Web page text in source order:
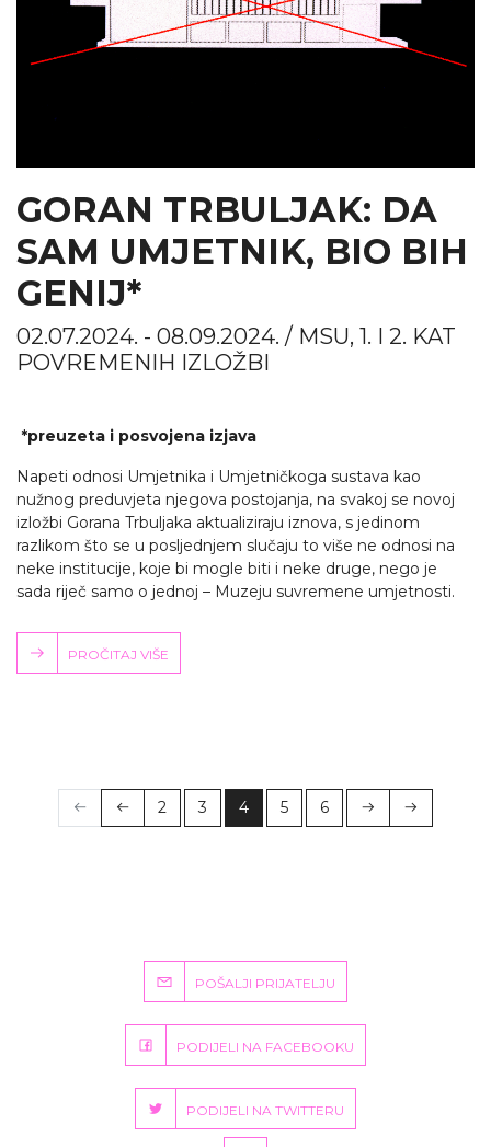
GORAN TRBULJAK: DA
SAM UMJETNIK, BIO BIH
GENIJ*
02.07.2024. - 08.09.2024. / MSU, 1. I 2. KAT
POVREMENIH IZLOŽBI
*preuzeta i posvojena izjava
Napeti odnosi Umjetnika i Umjetničkoga sustava kao
nužnog preduvjeta njegova postojanja, na svakoj se novoj
izložbi Gorana Trbuljaka aktualiziraju iznova, s jedinom
razlikom što se u posljednjem slučaju to više ne odnosi na
neke institucije, koje bi mogle biti i neke druge, nego je
sada riječ samo o jednoj – Muzeju suvremene umjetnosti.
PROČITAJ VIŠE
2 3 4 5 6
POŠALJI PRIJATELJU
PODIJELI NA FACEBOOKU
PODIJELI NA TWITTERU